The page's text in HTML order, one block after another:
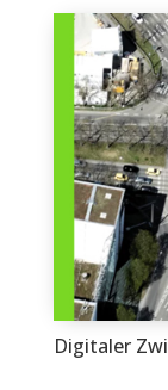
Digitaler